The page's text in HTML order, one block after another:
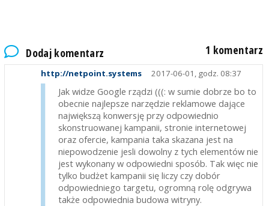
Dodaj komentarz 1 komentarz
http://netpoint.systems 2017-06-01, godz. 08:37
Jak widze Google rządzi (((: w sumie dobrze bo to
obecnie najlepsze narzędzie reklamowe dające
największą konwersję przy odpowiednio
skonstruowanej kampanii, stronie internetowej
oraz ofercie, kampania taka skazana jest na
niepowodzenie jesli dowolny z tych elementów nie
jest wykonany w odpowiedni sposób. Tak więc nie
tylko budżet kampanii się liczy czy dobór
odpowiedniego targetu, ogromną rolę odgrywa
także odpowiednia budowa witryny.